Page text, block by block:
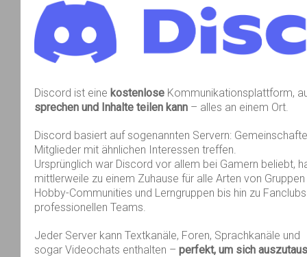
Discord ist eine kostenlose Kommunikationsplattform,
sprechen und Inhalte teilen kann – alles an einem Ort.
Discord basiert auf sogenannten Servern:
Mitglieder mit ähnlichen Interessen treffen.
Ursprünglich war Discord vor allem bei Gamern beliebt,
mittlerweile zu einem Zuhause für alle Arten von
Hobby-Communities und Lerngruppen bis hin zu
professionellen Teams.
Jeder Server kann Textkanäle, Foren, Sprachkanäle und
sogar Videochats enthalten – perfekt, um sich